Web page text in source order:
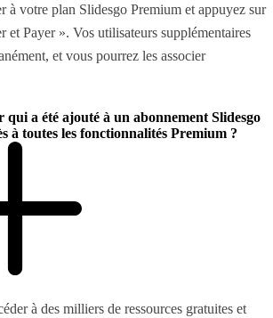
à votre plan Slidesgo Premium et appuyez sur
et Payer ». Vos utilisateurs supplémentaires
et vous pourrez les associer
qui a été ajouté à un abonnement Slidesgo
à toutes les fonctionnalités Premium ?
à des milliers de ressources gratuites et